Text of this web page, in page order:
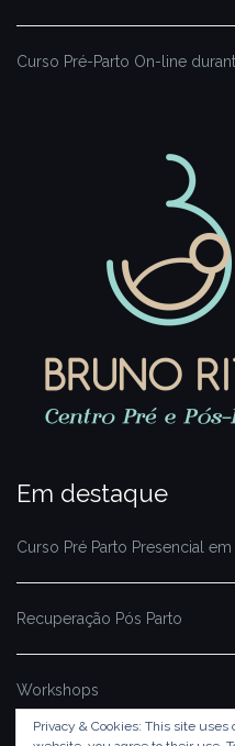
Curso Pré-Parto On-line
Em destaque
Curso Pré Parto Presencial
Recuperação Pós Parto
Workshops
Privacy & Cookies: This site